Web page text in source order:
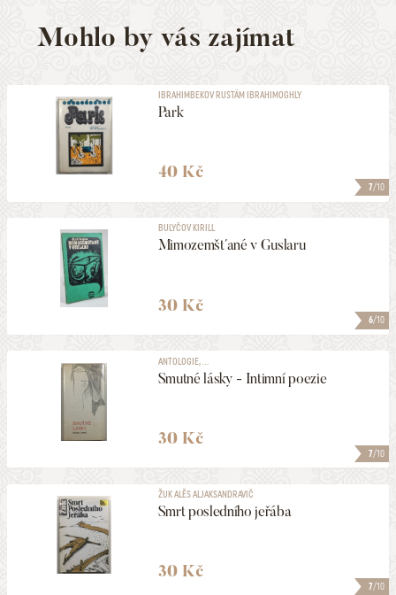
Mohlo by vás zajímat
7/10
IBRAHIMBEKOV RUSTÄM IBRAHIMOGHLY
Park
40 Kč
6/10
BULYČOV KIRILL
Mimozemšťané v Guslaru
30 Kč
7/10
ANTOLOGIE, ...
Smutné lásky - Intimní poezie
30 Kč
7/10
ŽUK ALĚS ALJAKSANDRAVIČ
Smrt posledního jeřába
30 Kč